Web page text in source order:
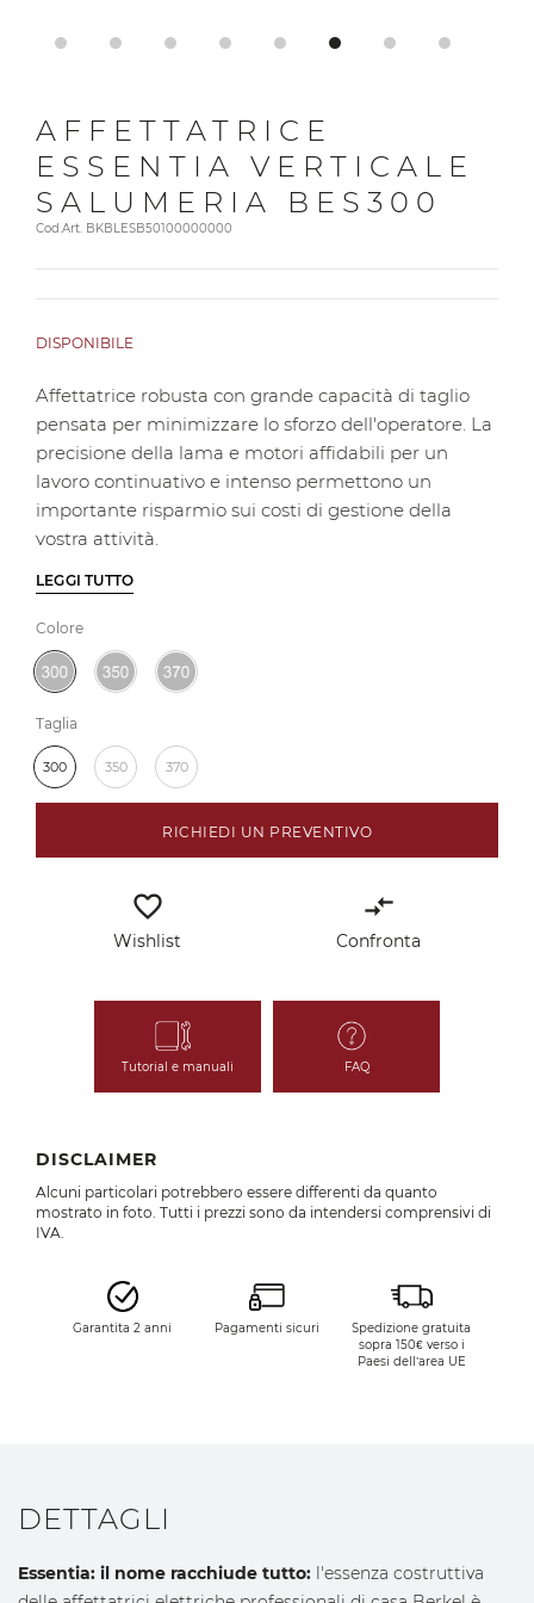
AFFETTATRICE
ESSENTIA VERTICALE
SALUMERIA BES300
Cod.Art. BKBLESB50100000000
DISPONIBILE
Affettatrice robusta con grande capacità di taglio
pensata per minimizzare lo sforzo dell'operatore. La
precisione della lama e motori affidabili per un
lavoro continuativo e intenso permettono un
importante risparmio sui costi di gestione della
vostra attività.
LEGGI TUTTO
Colore
Taglia
300 350 370
RICHIEDI UN PREVENTIVO
favorite_border
Wishlist
compare_arrows
Confronta
Tutorial e manuali FAQ
DISCLAIMER
Alcuni particolari potrebbero essere differenti da quanto
mostrato in foto. Tutti i prezzi sono da intendersi comprensivi di
IVA.
Garantita 2 anni Pagamenti sicuri
Spedizione gratuita
sopra 150€ verso i
Paesi dell’area UE
DETTAGLI
Essentia: il nome racchiude tutto: l'essenza costruttiva